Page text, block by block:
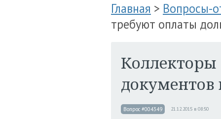
Главная > Вопросы-
требуют оплаты
Коллекторы
Вопрос #004349 21.12.2015 в 08:50